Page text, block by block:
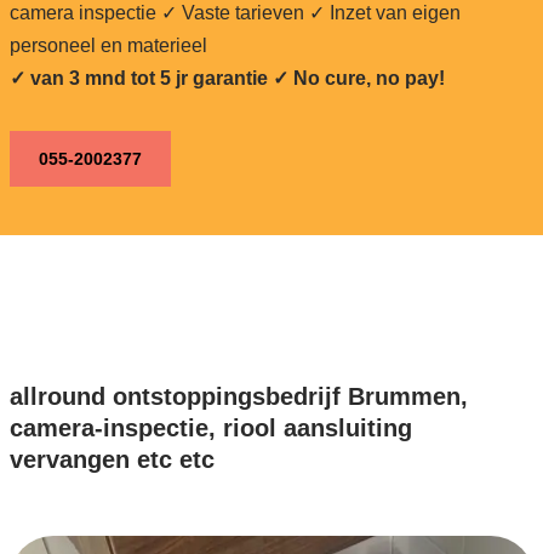
camera inspectie ✓ Vaste tarieven ✓ Inzet van eigen
personeel en materieel
✓ van 3 mnd tot 5 jr garantie ✓ No cure, no pay!
055-2002377
allround ontstoppingsbedrijf Brummen,
camera-inspectie, riool aansluiting
vervangen etc etc